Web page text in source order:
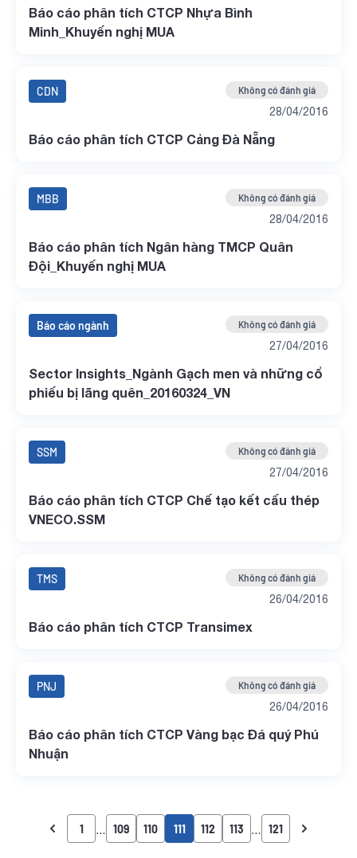
Báo cáo phân tích CTCP Nhựa Bình
Minh_Khuyến nghị MUA
CDN Không có đánh giá
28/04/2016
Báo cáo phân tích CTCP Cảng Đà Nẵng
MBB Không có đánh giá
28/04/2016
Báo cáo phân tích Ngân hàng TMCP Quân
Đội_Khuyến nghị MUA
Báo cáo ngành Không có đánh giá
27/04/2016
Sector Insights_Ngành Gạch men và những cổ
phiếu bị lãng quên_20160324_VN
SSM Không có đánh giá
27/04/2016
Báo cáo phân tích CTCP Chế tạo kết cấu thép
VNECO.SSM
TMS Không có đánh giá
26/04/2016
Báo cáo phân tích CTCP Transimex
PNJ Không có đánh giá
26/04/2016
Báo cáo phân tích CTCP Vàng bạc Đá quý Phú
Nhuận
1 109 110 111 112 113 121